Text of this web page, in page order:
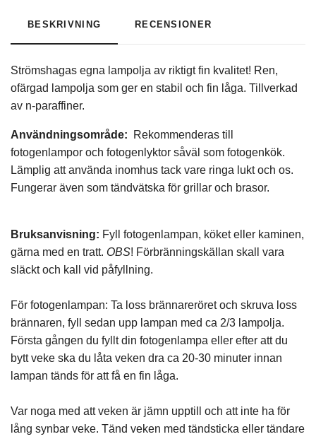
BESKRIVNING RECENSIONER
Strömshagas egna lampolja av riktigt fin kvalitet! Ren,
ofärgad lampolja som ger en stabil och fin låga. Tillverkad
av n-paraffiner.
Användningsområde: Rekommenderas till
fotogenlampor och fotogenlyktor såväl som fotogenkök.
Lämplig att använda inomhus tack vare ringa lukt och os.
Fungerar även som tändvätska för grillar och brasor.
Bruksanvisning: Fyll fotogenlampan, köket eller kaminen,
gärna med en tratt. OBS! Förbränningskällan skall vara
släckt och kall vid påfyllning.
För fotogenlampan: Ta loss brännareröret och skruva loss
brännaren, fyll sedan upp lampan med ca 2/3 lampolja.
Första gången du fyllt din fotogenlampa eller efter att du
bytt veke ska du låta veken dra ca 20-30 minuter innan
lampan tänds för att få en fin låga.
Var noga med att veken är jämn upptill och att inte ha för
lång synbar veke. Tänd veken med tändsticka eller tändare